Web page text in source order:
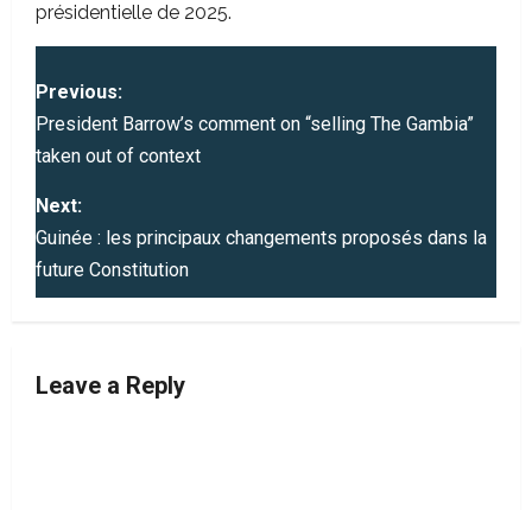
présidentielle de 2025.
P
o
t
n
v
Previous:
President Barrow’s comment on “selling The Gambia”
taken out of context
Next:
Guinée : les principaux changements proposés dans la
future Constitution
Leave a Reply